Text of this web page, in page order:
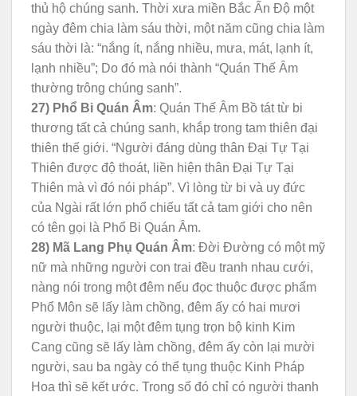
thủ hộ chúng sanh. Thời xưa miền Bắc Ấn Độ một
ngày đêm chia làm sáu thời, một năm cũng chia làm
sáu thời là: “nắng ít, nắng nhiều, mưa, mát, lạnh ít,
lạnh nhiều”; Do đó mà nói thành “Quán Thế Âm
thường trông chúng sanh”.
27) Phổ Bi Quán Âm: Quán Thế Âm Bồ tát từ bi
thương tất cả chúng sanh, khắp trong tam thiên đại
thiên thế giới. “Người đáng dùng thân Đại Tự Tại
Thiên được độ thoát, liền hiện thân Đại Tự Tại
Thiên mà vì đó nói pháp”. Vì lòng từ bi và uy đức
của Ngài rất lớn phổ chiếu tất cả tam giới cho nên
có tên gọi là Phổ Bi Quán Âm.
28) Mã Lang Phụ Quán Âm: Đời Đường có một mỹ
nữ mà những người con trai đều tranh nhau cưới,
nàng nói trong một đêm nếu đọc thuộc được phẩm
Phổ Môn sẽ lấy làm chồng, đêm ấy có hai mươi
người thuộc, lại một đêm tụng trọn bộ kinh Kim
Cang cũng sẽ lấy làm chồng, đêm ấy còn lại mười
người, sau ba ngày có thể tụng thuộc Kinh Pháp
Hoa thì sẽ kết ước. Trong số đó chỉ có người thanh